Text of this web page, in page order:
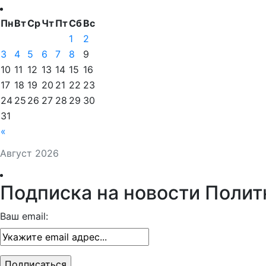
Август 2026
ПнВтСрЧтПтСбВс
«
1
2
3
4 5 6 7 8
9
10 11 12 13 14 15 16
17 18 19 20 21 22 23
24 25 26 27 28 29 30
31
Подписка на новости
Ваш email: